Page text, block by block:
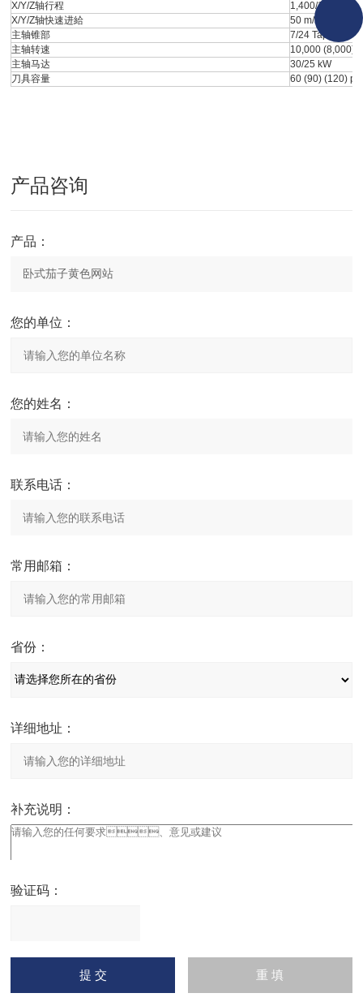
X/Y/Z轴行程
1,400/1,200/
X/Y/Z轴快速进給
50 m/min
主轴锥部
7/24 Taper
主轴转速
10,000 (8,000)
主轴马达
30/25 kW
刀具容量
60 (90) (120) pc
产品咨询
产品：
您的单位：
您的姓名：
联系电话：
常用邮箱：
省份：
详细地址：
补充说明：
验证码：
请
输入计算结果（填写阿拉